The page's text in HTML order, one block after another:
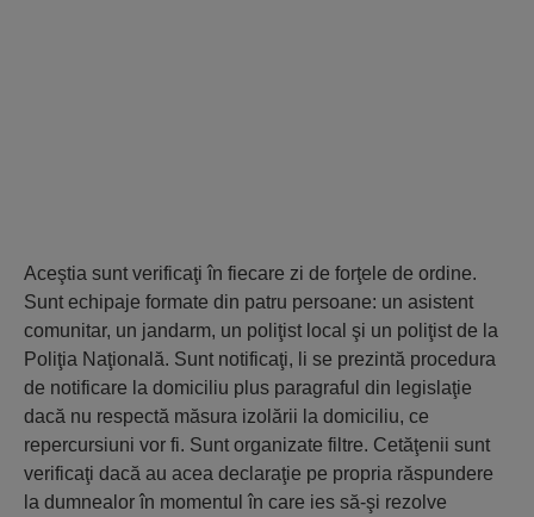
Aceştia sunt verificaţi în fiecare zi de forţele de ordine.
Sunt echipaje formate din patru persoane: un asistent
comunitar, un jandarm, un poliţist local şi un poliţist de la
Poliţia Naţională. Sunt notificaţi, li se prezintă procedura
de notificare la domiciliu plus paragraful din legislaţie
dacă nu respectă măsura izolării la domiciliu, ce
repercursiuni vor fi. Sunt organizate filtre. Cetăţenii sunt
verificaţi dacă au acea declaraţie pe propria răspundere
la dumnealor în momentul în care ies să-şi rezolve